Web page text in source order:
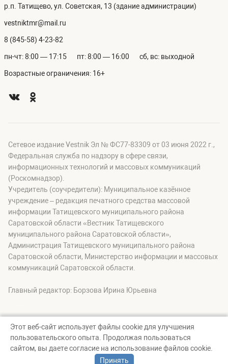
р.п. Татищево, ул. Советская, 13 (здание администрации)
vestniktmr@mail.ru
8 (845-58) 4-23-82
пн-чт: 8:00 — 17:15 пт: 8:00 — 16:00 сб, вс: выходной
Возрастные ограничения: 16+
Сетевое издание Vestnik Эл № ФС77-83309 от 03 июня 2022 г.,
Федеральная служба по надзору в сфере связи,
информационных технологий и массовых коммуникаций
(Роскомнадзор).
Учредитель (соучредители): Муниципальное казённое
учреждение – редакция печатного средства массовой
информации Татищевского муниципального района
Саратовской области «Вестник Татищевского
муниципального района Саратовской области»,
Администрация Татищевского муниципального района
Саратовской области, Министерство информации и массовых
коммуникаций Саратовской области.
Главный редактор: Борзова Ирина Юрьевна
© Вестник Татищевского муниципального района, 2026
Создание сайта — nopreset
Этот веб-сайт использует файлы cookie для улучшения
пользовательского опыта. Продолжая пользоваться
сайтом, вы даете согласие на использование файлов cookie.
Принять